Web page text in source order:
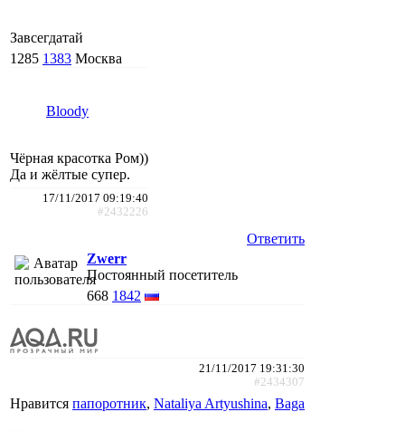
Завсегдатай
1285 1383 Москва
Bloody
Чёрная красотка Ром))
Да и жёлтые супер.
17/11/2017 09:19:40
#2432226
Ответить
Zwerr
Постоянный посетитель
668 1842
21/11/2017 19:31:30
#2434307
Нравится папоротник, Nataliya Artyushina, Baga